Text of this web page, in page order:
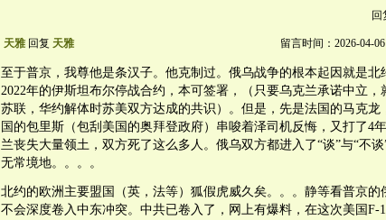
回
天雅回复 天雅 留言时间：2026-04-06
至于普京，我尊他是条汉子。他克制过。俄乌战争的根本起因就是北
2022年的伊斯坦布尔停战合约，本可签署，（只要乌克兰承诺中立，
苏联，华约解体时苏美双方达成的共识）。但是，先是法国的马克龙
国的包里斯（包刮美国的奥拜登政府）串唆着泽司机反悔，又打了4
兰丧失大量领土，双方死了这么多人。俄乌双方都进入了“谈”与“不谈
无常境地。。。。
北约的欧洲主要盟国（英，法等）狐假虎威久矣。。。静等看普京的
不会深度卷入中东冲突。中共已卷入了，网上有爆料，在这次美国F-